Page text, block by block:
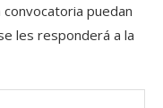
puedan
les responderá a la